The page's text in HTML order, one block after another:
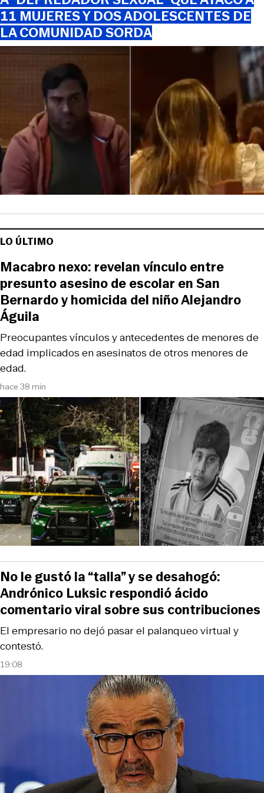
11 MUJERES Y DOS ADOLESCENTES DE
LA COMUNIDAD SORDA
LO ÚLTIMO
hace 38 min
Preocupantes vínculos y antecedentes de menores de
edad implicados en asesinatos de otros menores de
edad.
Macabro nexo: revelan vínculo entre
presunto asesino de escolar en San
Bernardo y homicida del niño Alejandro
Águila
19:08
El empresario no dejó pasar el palanqueo virtual y
contestó.
No le gustó la “talla” y se desahogó:
Andrónico Luksic respondió ácido
comentario viral sobre sus contribuciones